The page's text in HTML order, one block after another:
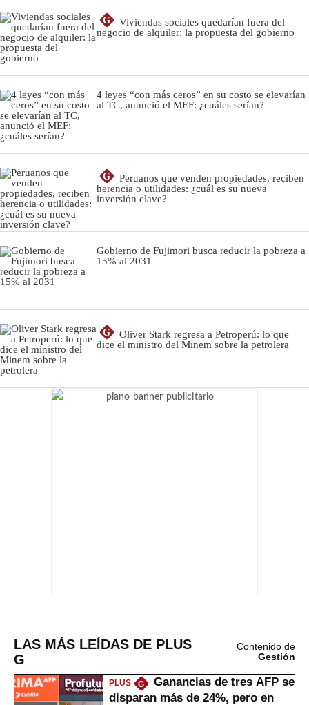
G
Viviendas sociales quedarían fuera del
negocio de alquiler: la propuesta del gobierno
4 leyes “con más ceros” en su costo se elevarían
al TC, anunció el MEF: ¿cuáles serían?
G
Peruanos que venden propiedades, reciben
herencia o utilidades: ¿cuál es su nueva
inversión clave?
Gobierno de Fujimori busca reducir la pobreza a
15% al 2031
G
Oliver Stark regresa a Petroperú: lo que
dice el ministro del Minem sobre la petrolera
LAS MÁS LEÍDAS DE PLUS
G
Contenido de
Gestión
PLUS G
Ganancias de tres AFP se
disparan más de 24%, pero en